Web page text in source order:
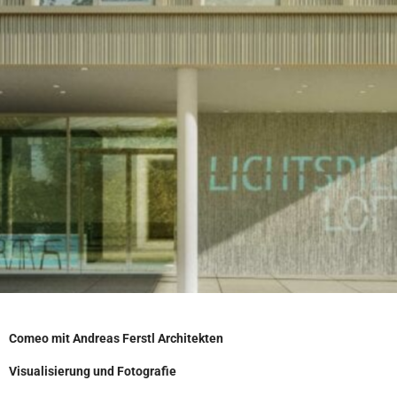
Comeo mit Andreas Ferstl Architekten
Visualisierung und Fotografie